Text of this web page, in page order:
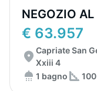
NEGOZIO
€ 63.957
Capriate San
Xxiii 4
1 bagno